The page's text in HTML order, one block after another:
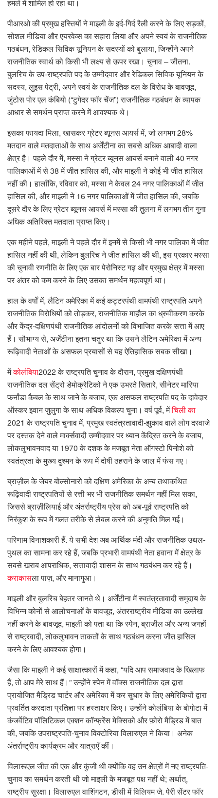
हमले में शामिल हो रहा था।
पीआरओ की प्रमुख हस्तियों ने माइली के इर्द-गिर्द रैली करने के लिए सड़कों,
सोशल मीडिया और एयरवेव्स का सहारा लिया और अपने स्वयं के राजनीतिक
गठबंधन, रेडिकल सिविक यूनियन के सदस्यों को बुलाया, जिन्होंने अपने
राजनीतिक स्वार्थ को किसी भी लक्ष्य से ऊपर रखा। चुनाव – जीतना.
बुलरिच के उप-राष्ट्रपति पद के उम्मीदवार और रेडिकल सिविक यूनियन के
सदस्य, लुइस पेट्री, अपने स्वयं के राजनीतिक दल के विरोध के बावजूद,
जुंटोस पोर एल कंबियो (“टुगेदर फॉर चेंज”) राजनीतिक गठबंधन के व्यापक
आधार से समर्थन प्राप्त करने में आवश्यक थे।
इसका फायदा मिला, खासकर ग्रेटर ब्यूनस आयर्स में, जो लगभग 28%
मतदान वाले मतदाताओं के साथ अर्जेंटीना का सबसे अधिक आबादी वाला
क्षेत्र है। पहले दौर में, मस्सा ने ग्रेटर ब्यूनस आयर्स बनाने वाली 40 नगर
पालिकाओं में से 38 में जीत हासिल की, और माइली ने कोई भी जीत हासिल
नहीं की। हालाँकि, रविवार को, मस्सा ने केवल 24 नगर पालिकाओं में जीत
हासिल की, और माइली ने 16 नगर पालिकाओं में जीत हासिल की, जबकि
दूसरे दौर के लिए ग्रेटर ब्यूनस आयर्स में मस्सा की तुलना में लगभग तीन गुना
अधिक अतिरिक्त मतदाता प्राप्त किए।
एक महीने पहले, माइली ने पहले दौर में इनमें से किसी भी नगर पालिका में जीत
हासिल नहीं की थी, लेकिन बुलरिच ने जीत हासिल की थी, इस प्रकार मस्सा
की चुनावी रणनीति के लिए एक बार पेरोनिस्ट गढ़ और प्रमुख क्षेत्र में मस्सा
पर अंतर को कम करने के लिए उसका समर्थन महत्वपूर्ण था।
हाल के वर्षों में, लैटिन अमेरिका में कई कट्टरपंथी वामपंथी राष्ट्रपति अपने
राजनीतिक विरोधियों को तोड़कर, राजनीतिक माहौल का ध्रुवीकरण करके
और केंद्र-दक्षिणपंथी राजनीतिक आंदोलनों को विभाजित करके सत्ता में आए
हैं। सौभाग्य से, अर्जेंटीना इतना चतुर था कि उसने लैटिन अमेरिका में अन्य
रूढ़िवादी नेताओं के असफल प्रयासों से यह ऐतिहासिक सबक सीखा।
मेंकोलंबिया2022 के राष्ट्रपति चुनाव के दौरान, प्रमुख दक्षिणपंथी
राजनीतिक दल सेंट्रो डेमोक्रेटिको ने एक उभरते सितारे, सीनेटर मारिया
फर्नांडा कैबल के साथ जाने के बजाय, एक असफल राष्ट्रपति पद के दावेदार
ऑस्कर इवान ज़ुलुगा के साथ अधिक विकल्प चुना। वर्ष पूर्व, मेंचिली का
2021 के राष्ट्रपति चुनाव में, प्रमुख स्वतंत्रतावादी-झुकाव वाले लोग दरवाजे
पर दस्तक देने वाले मार्क्सवादी उम्मीदवार पर ध्यान केंद्रित करने के बजाय,
लोकलुभावनवाद या 1970 के दशक के मजबूत नेता ऑगस्टो पिनोशे को
स्वतंत्रता के मुख्य दुश्मन के रूप में दोषी ठहराने के जाल में फंस गए।
ब्राज़ील के जेयर बोल्सोनारो को दक्षिण अमेरिका के अन्य तथाकथित
रूढ़िवादी राष्ट्रपतियों से रत्ती भर भी राजनीतिक समर्थन नहीं मिल सका,
जिससे ब्राज़ीलियाई और अंतर्राष्ट्रीय प्रेस को अब-पूर्व राष्ट्रपति को
निरंकुश के रूप में गलत तरीके से लेबल करने की अनुमति मिल गई।
परिणाम विनाशकारी हैं. ये सभी देश अब आर्थिक मंदी और राजनीतिक उथल-
पुथल का सामना कर रहे हैं, जबकि प्रभारी वामपंथी नेता हवाना में क्षेत्र के
सबसे खराब आपराधिक, सत्तावादी शासन के साथ गठबंधन कर रहे हैं।
कराकासला पाज़, और मानागुआ।
माइली और बुलरिच बेहतर जानते थे। अर्जेंटीना में स्वतंत्रतावादी समुदाय के
विभिन्न कोनों से आलोचनाओं के बावजूद, अंतरराष्ट्रीय मीडिया का उल्लेख
नहीं करने के बावजूद, माइली को पता था कि स्पेन, ब्राजील और अन्य जगहों
से राष्ट्रवादी, लोकलुभावन ताकतों के साथ गठबंधन करना जीत हासिल
करने के लिए आवश्यक होगा।
जैसा कि माइली ने कई साक्षात्कारों में कहा, “यदि आप समाजवाद के खिलाफ
हैं, तो आप मेरे साथ हैं।” उन्होंने स्पेन में वॉक्स राजनीतिक दल द्वारा
प्रायोजित मैड्रिड चार्टर और अमेरिका में कर सुधार के लिए अमेरिकियों द्वारा
प्रवर्तित करदाता प्रतिज्ञा पर हस्ताक्षर किए। उन्होंने कोलंबिया के बोगोटा में
कंजर्वेटिव पॉलिटिकल एक्शन कॉन्फ्रेंस मेक्सिको और फ़ोरो मैड्रिड में बात
की, जबकि उपराष्ट्रपति-चुनाव विक्टोरिया विलारुएल ने किया। अनेक
अंतर्राष्ट्रीय कार्यक्रम और यात्राएँ कीं।
विलारूएल जीत की एक और कुंजी थी क्योंकि वह उन क्षेत्रों में नए राष्ट्रपति-
चुनाव का समर्थन करती थी जो माइली के मजबूत पक्ष नहीं थे; अर्थात्,
राष्ट्रीय सुरक्षा। विलारुएल वाशिंगटन, डीसी में विलियम जे. पेरी सेंटर फॉर